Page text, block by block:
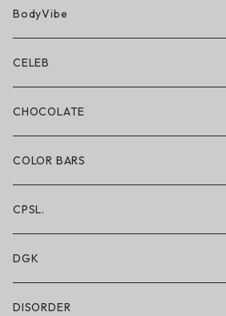
BN3TH × ON THE ROAM
ボクサーブリーフ/ショート丈
ボクサーブリーフ/ロング丈
ショートパンツ/2 IN 1
レギンス/フルレングス10分丈
水着/スイムウェア
BodyVibe
CELEB
CHOCOLATE
COLOR BARS
CPSL.
DGK
DISORDER